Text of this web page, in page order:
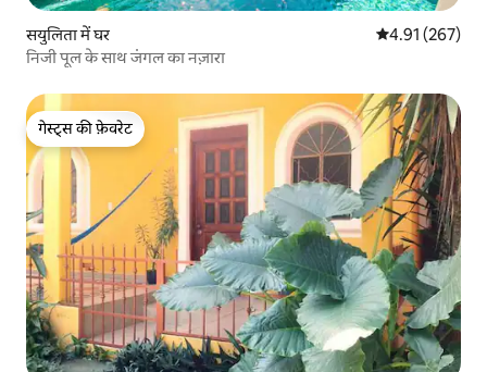
सयुलिता में घर औसत रेटिंग 5 में से
4.91 (267)
निजी पूल के साथ जंगल का नज़ारा
गेस्ट्स की फ़ेवरेट
गेस्ट्स की फ़ेवरेट